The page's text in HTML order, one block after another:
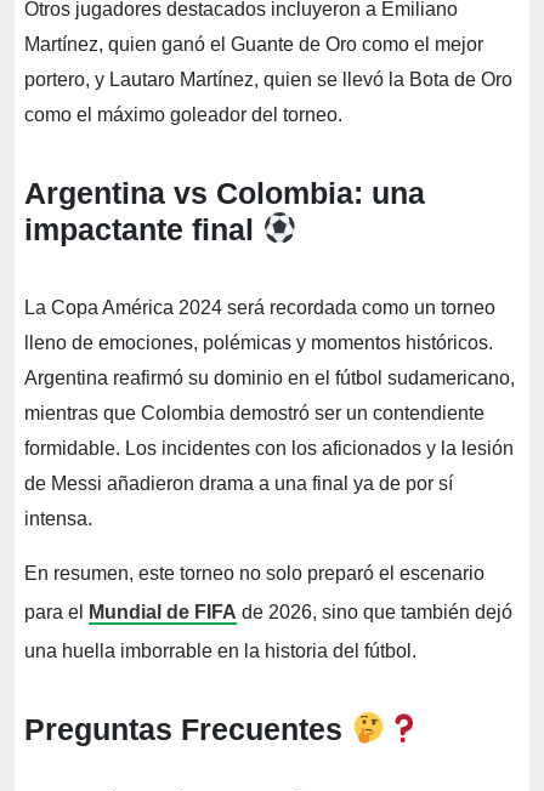
Otros jugadores destacados incluyeron a Emiliano
Martínez, quien ganó el Guante de Oro como el mejor
portero, y Lautaro Martínez, quien se llevó la Bota de Oro
como el máximo goleador del torneo.
Argentina vs Colombia: una
impactante final
La Copa América 2024 será recordada como un torneo
lleno de emociones, polémicas y momentos históricos.
Argentina reafirmó su dominio en el fútbol sudamericano,
mientras que Colombia demostró ser un contendiente
formidable. Los incidentes con los aficionados y la lesión
de Messi añadieron drama a una final ya de por sí
intensa.
En resumen, este torneo no solo preparó el escenario
para el
Mundial de FIFA de 2026, sino que también dejó
una huella imborrable en la historia del fútbol.
Preguntas Frecuentes